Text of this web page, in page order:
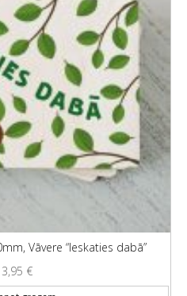
Vāvere “Ieskaties dabā”
3,95 €